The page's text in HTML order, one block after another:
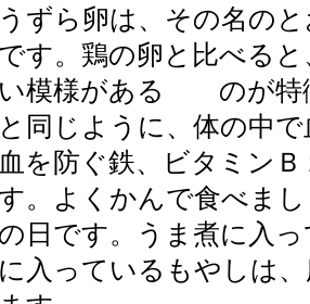
うずら卵は、その名の
です。鶏の卵と比べる
い模様がある のが特
と同じように、体の中
血を防ぐ鉄、ビタミン
。よくかんで食べま
の日です。うま煮に入
に入っているもやしは